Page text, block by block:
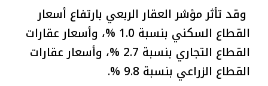
وقد تأثر مؤشر العقار الربعي بارتفاع أسعار
القطاع السكني بنسبة 1.0 %، وأسعار عقارات
القطاع التجاري بنسبة 2.7 %، وأسعار عقارات
القطاع الزراعي بنسبة 9.8 %.